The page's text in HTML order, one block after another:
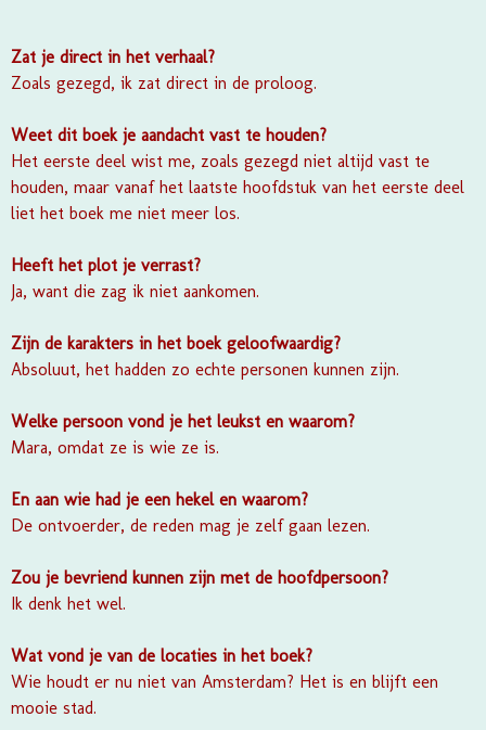
Zat je direct in het verhaal?
Zoals gezegd, ik zat direct in de proloog.
Weet dit boek je aandacht vast te houden?
Het eerste deel wist me, zoals gezegd niet altijd vast te
houden, maar vanaf het laatste hoofdstuk van het eerste deel
liet het boek me niet meer los.
Heeft het plot je verrast?
Ja, want die zag ik niet aankomen.
Zijn de karakters in het boek geloofwaardig?
Absoluut, het hadden zo echte personen kunnen zijn.
Welke persoon vond je het leukst en waarom?
Mara, omdat ze is wie ze is.
En aan wie had je een hekel en waarom?
De ontvoerder, de reden mag je zelf gaan lezen.
Zou je bevriend kunnen zijn met de hoofdpersoon?
Ik denk het wel.
Wat vond je van de locaties in het boek?
Wie houdt er nu niet van Amsterdam? Het is en blijft een
mooie stad.